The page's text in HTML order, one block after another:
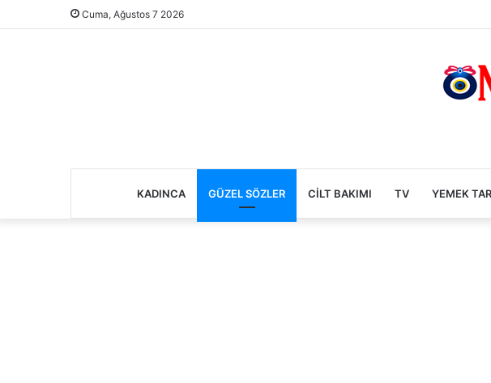
Cuma, Ağustos 7 2026
KADINCA GÜZEL SÖZLER CILT BAKIMI TV YEMEK